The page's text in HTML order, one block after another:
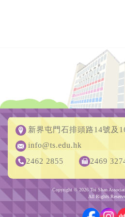
新界屯門石排頭路14號及
info@ts.edu.hk
2462 2855
2469
Copyright © 2026 Toi Shan
All Rights